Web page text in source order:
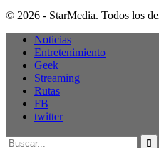
© 2026 - StarMedia. Todos los
Noticias
Entretenimiento
Geek
Streaming
Rutas
FB
twitter